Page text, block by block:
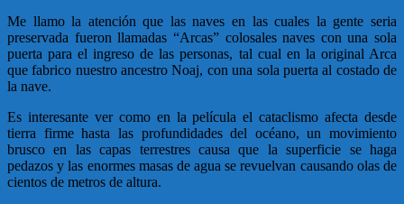
Me llamo la atención que las naves en las cuales la gente seria
preservada fueron llamadas “Arcas” colosales naves con una sola
puerta para el ingreso de las personas, tal cual en la original Arca
que fabrico nuestro ancestro Noaj, con una sola puerta al costado de
la nave.
Es interesante ver como en la película el cataclismo afecta desde
tierra firme hasta las profundidades del océano, un movimiento
brusco en las capas terrestres causa que la superficie se haga
pedazos y las enormes masas de agua se revuelvan causando olas de
cientos de metros de altura.